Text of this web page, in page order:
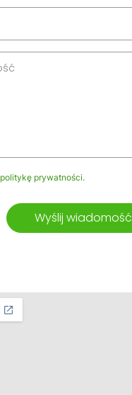
politykę prywatności.
Wyślij wiadomość